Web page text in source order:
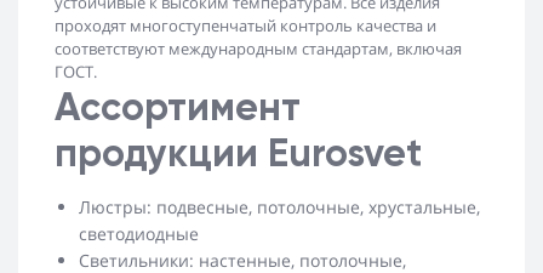
проходят многоступенчатый контроль качества и
соответствуют международным стандартам, включая
ГОСТ.
Ассортимент
продукции Eurosvet
Люстры: подвесные, потолочные, хрустальные,
светодиодные
Светильники: настенные, потолочные,